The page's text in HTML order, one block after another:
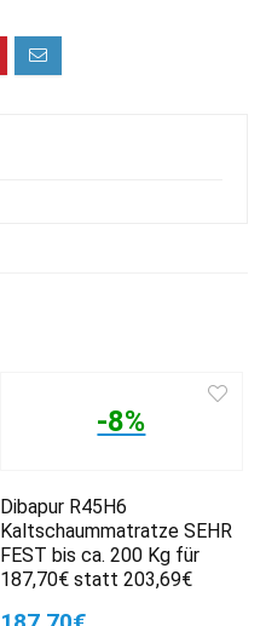
-8%
Dibapur R45H6
Kaltschaummatratze SEHR
FEST bis ca. 200 Kg für
187,70€ statt 203,69€